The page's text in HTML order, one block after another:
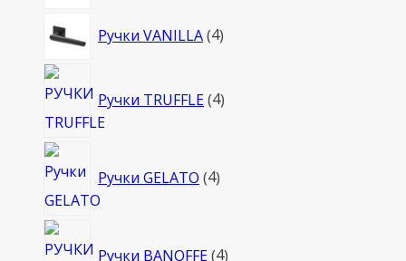
Ручки VANILLA 44
Ручки TRUFFLE 4товара
Ручки GELATO 4товара
Ручки BANOFFE 4